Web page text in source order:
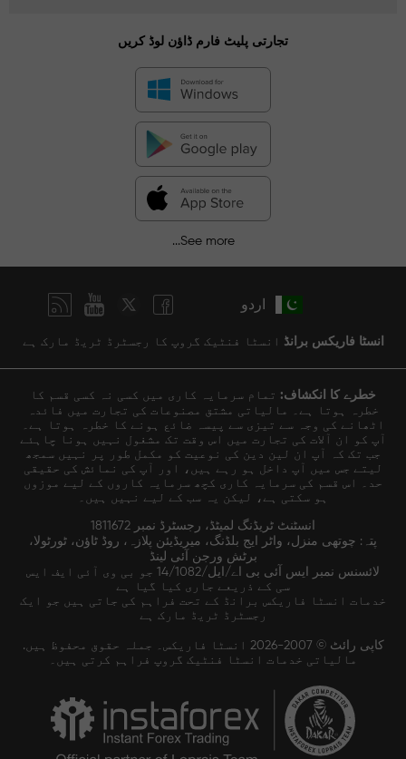
تجارتی پلیٹ فارم ڈاؤن لوڈ کریں
See more...
اردو
انسٹا فاریکس برانڈ انسٹا فنٹیک گروپ کا رجسٹرڈ ٹریڈ مارک ہے
خطرے کا انکشاف: تمام سرمایہ کاری میں کسی نہ کسی قسم کا
خطرہ ہوتا ہے۔ مالیاتی مشتق مصنوعات کی تجارت میں فائدہ
اٹھانے کی وجہ سے تیزی سے پیسہ ضائع ہونے کا خطرہ ہوتا ہے۔
آپ کو ان آلات کی تجارت میں اس وقت تک مشغول نہیں ہونا چاہئے
جب تک کہ آپ ان لین دین کی نوعیت کو مکمل طور پر نہیں سمجھ
لیتے جس میں آپ داخل ہو رہے ہیں، اور آپ کی نمائش کی حقیقی
حد۔ اس قسم کی سرمایہ کاری کچھ سرمایہ کاروں کے لیے موزوں
ہو سکتی ہے، لیکن یہ سب کے لیے نہیں ہیں۔
انسٹنٹ ٹریڈنگ لمیٹڈ، رجسٹرڈ نمبر 1811672
پتہ: چوتھی منزل، واٹر ایج بلڈنگ، میریڈیئن پلازہ، روڈ ٹاؤن، ٹورٹولا،
برٹش ورجن آئی لینڈ
لائسنس نمبر ایس آئی بی اے/ایل/14/1082 جو بی وی آئی ایف ایس
سی کے ذریعے جاری کیا گیا ہے
خدمات انسٹا فاریکس برانڈ کے تحت فراہم کی جاتی ہیں جو ایک
رجسٹرڈ ٹریڈ مارک ہے
کاپی رائٹ © 2007-2026 انسٹا فاریکس۔ جملہ حقوق محفوظ ہیں.
مالیاتی خدمات انسٹا فنٹیک گروپ فراہم کرتی ہیں۔